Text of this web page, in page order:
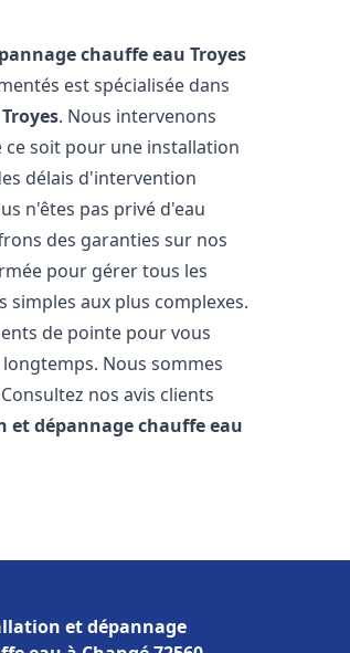
chauffe eau Troyes
est spécialisée dans
Troyes. Nous intervenons
soit pour une installation
délais d'intervention
n'êtes pas privé d'eau
des garanties sur nos
pour gérer tous les
simples aux plus complexes.
de pointe pour vous
Nous sommes
nos avis clients
et dépannage chauffe eau
et dépannage